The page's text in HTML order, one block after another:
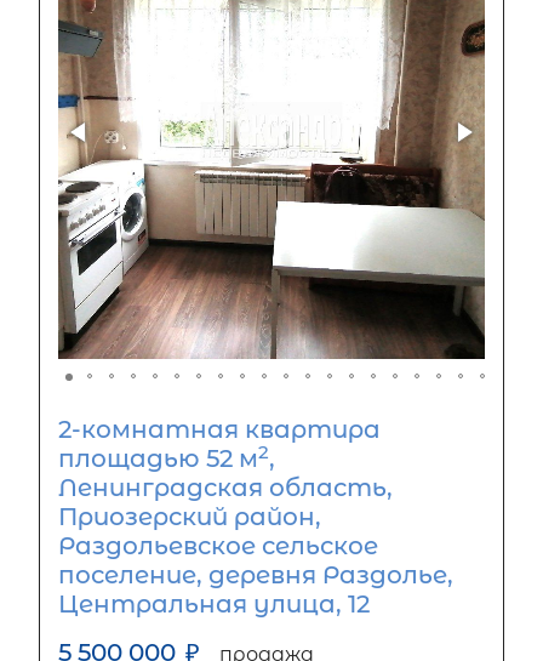
2-комнатная квартира
площадью 52 м2,
Ленинградская область,
Приозерский район,
Раздольевское сельское
поселение, деревня Раздолье,
Центральная улица, 12
5 500 000 ₽ продажа